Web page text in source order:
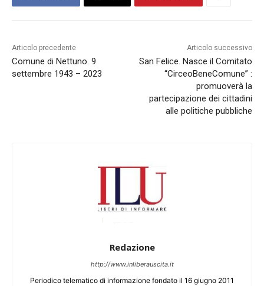
Articolo precedente
Comune di Nettuno. 9
settembre 1943 – 2023
Articolo successivo
San Felice. Nasce il Comitato
“CirceoBeneComune” :
promuoverà la
partecipazione dei cittadini
alle politiche pubbliche
Redazione
http://www.inliberauscita.it
Periodico telematico di informazione fondato il 16 giugno 2011